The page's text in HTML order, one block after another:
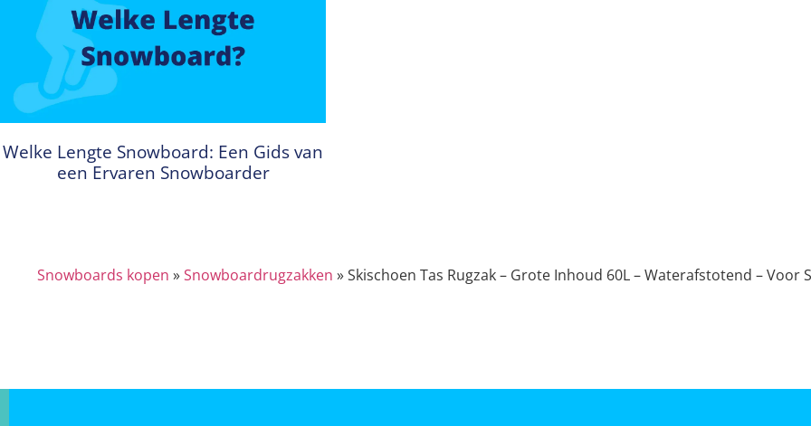
Welke Lengte Snowboard: Een Gids van
een Ervaren Snowboarder
Snowboards kopen »Snowboardrugzakken »Skischoen Tas Rugzak – Grote Inhoud 60L – Waterafstotend – Voor